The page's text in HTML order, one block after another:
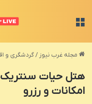
مجله غرب نیوز /گردشگری و
هتل حیات
امکانات و رزرو